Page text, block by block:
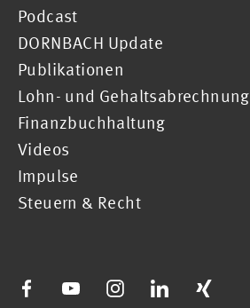
Podcast
DORNBACH Update
Publikationen
Lohn- und Gehaltsabrechnung
Finanzbuchhaltung
Videos
Impulse
Steuern & Recht